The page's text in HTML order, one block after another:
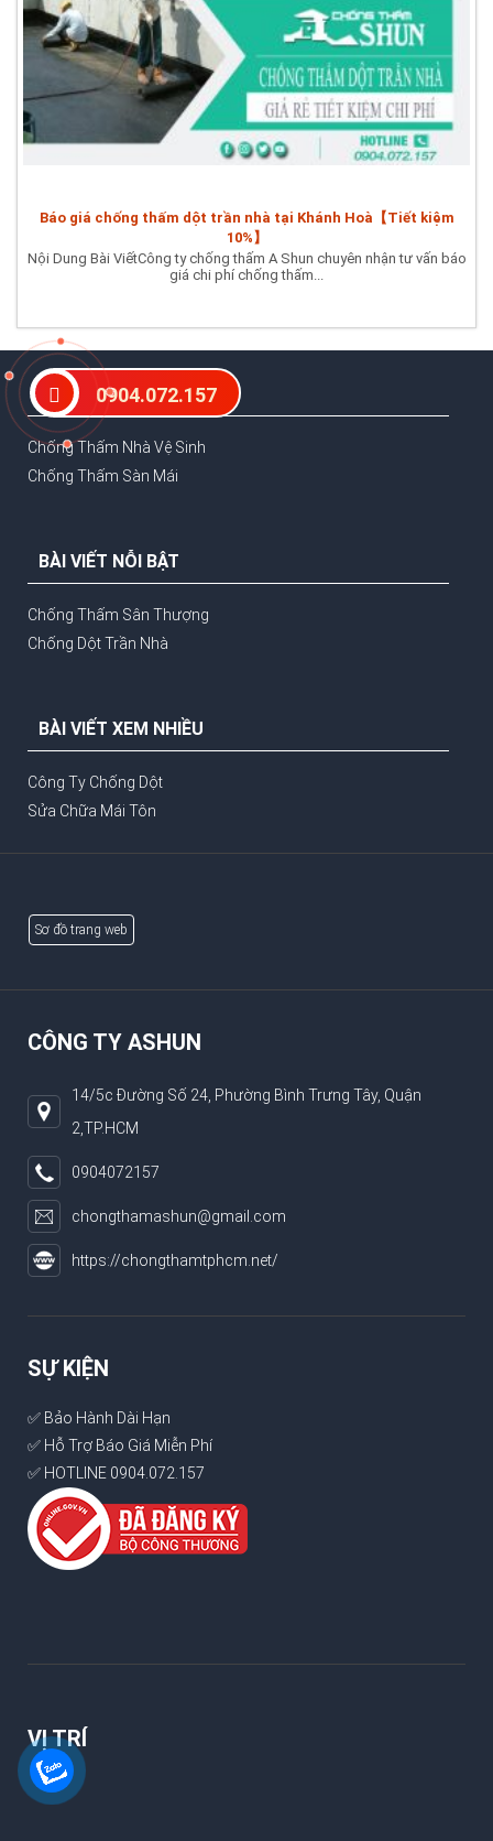
Báo giá chống thấm dột trần nhà tại Khánh Hoà【Tiết kiệm
10%】
Nội Dung Bài ViếtCông ty chống thấm A Shun chuyên nhận tư vấn báo
giá chi phí chống thấm...
DỊCH VỤ NỖI BẬT
Chống Thấm Nhà Vệ Sinh
Chống Thấm Sàn Mái
BÀI VIẾT NỖI BẬT
Chống Thấm Sân Thượng
Chống Dột Trần Nhà
BÀI VIẾT XEM NHIỀU
Công Ty Chống Dột
Sửa Chữa Mái Tôn
Sơ đồ trang web
CÔNG TY ASHUN
14/5c Đường Số 24, Phường Bình Trưng Tây, Quận
2,TP.HCM
0904072157
chongthamashun@gmail.com
https://chongthamtphcm.net/
SỰ KIỆN
✅ Bảo Hành Dài Hạn
✅ Hỗ Trợ Báo Giá Miễn Phí
✅ HOTLINE 0904.072.157
VỊ TRÍ
0904.072.157